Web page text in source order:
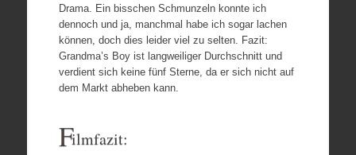
Drama. Ein bisschen Schmunzeln konnte ich
dennoch und ja, manchmal habe ich sogar lachen
können, doch dies leider viel zu selten. Fazit:
Grandma’s Boy ist langweiliger Durchschnitt und
verdient sich keine fünf Sterne, da er sich nicht auf
dem Markt abheben kann.
Filmfazit: